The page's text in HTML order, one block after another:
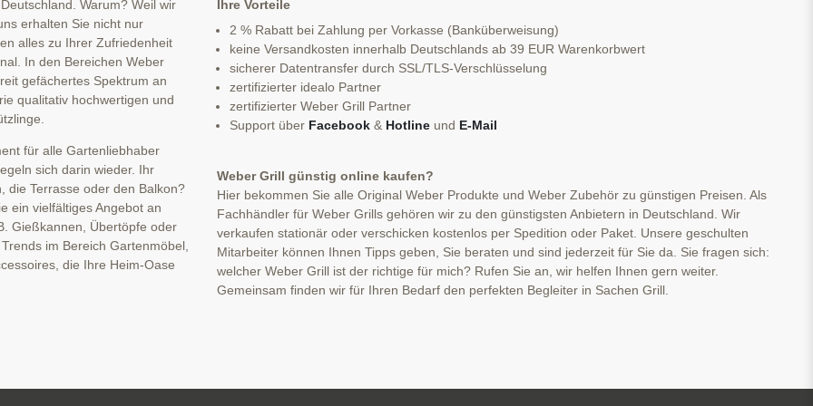
Warum? Weil wir
erhalten Sie nicht nur
alles zu Ihrer Zufriedenheit
In den Bereichen Weber
gefächertes Spektrum an
qualitativ hochwertigen und
für alle Gartenliebhaber
sich darin wieder. Ihr
die Terrasse oder den Balkon?
ein vielfältiges Angebot an
Gießkannen, Übertöpfe oder
im Bereich Gartenmöbel,
die Ihre Heim-Oase
Ihre Vorteile
2 % Rabatt bei Zahlung per Vorkasse (Banküberweisung)
keine Versandkosten innerhalb Deutschlands ab 39 EUR Warenkorbwert
sicherer Datentransfer durch SSL/TLS-Verschlüsselung
zertifizierter idealo Partner
zertifizierter Weber Grill Partner
Support über Facebook & Hotline und E-Mail
Weber Grill günstig online kaufen?
Hier bekommen Sie alle Original Weber Produkte und Weber Zubehör zu günstigen Preisen. Als
Fachhändler für Weber Grills gehören wir zu den günstigsten Anbietern in Deutschland. Wir
verkaufen stationär oder verschicken kostenlos per Spedition oder Paket. Unsere geschulten
Mitarbeiter können Ihnen Tipps geben, Sie beraten und sind jederzeit für Sie da. Sie fragen sich:
welcher Weber Grill ist der richtige für mich? Rufen Sie an, wir helfen Ihnen gern weiter.
Gemeinsam finden wir für Ihren Bedarf den perfekten Begleiter in Sachen Grill.